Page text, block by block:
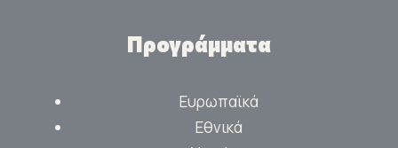
Προγράμματα
Ευρωπαϊκά
Εθνικά